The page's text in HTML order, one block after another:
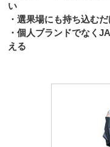
い
・選果場にも持ち込む
・個人ブランドでなく
える